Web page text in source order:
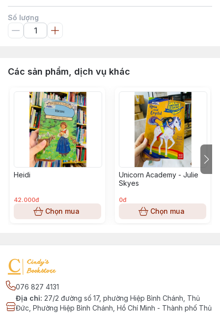
Số lượng
Các sản phẩm, dịch vụ khác
Heidi
42.000đ
Chọn mua
Unicorn Academy - Julie
Skyes
0đ
Chọn mua
076 827 4131
Địa chỉ: 27/2 đường số 17, phường Hiệp Bình Chánh, Thủ
Đức, Phường Hiệp Bình Chánh, Hồ Chí Minh - Thành phố Thủ